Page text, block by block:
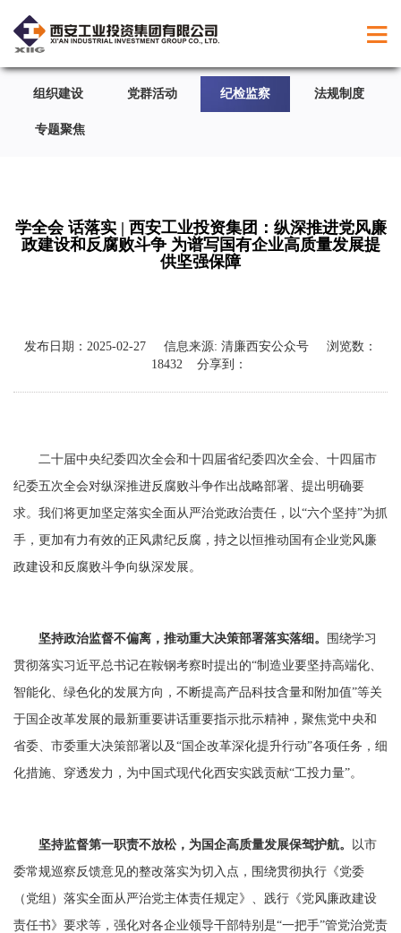
组织建设 党群活动 纪检监察 法规制度
专题聚焦
学全会 话落实 | 西安工业投资集团：纵深推进党风廉
政建设和反腐败斗争 为谱写国有企业高质量发展提
供坚强保障
发布日期： 2025-02-27 信息来源: 清廉西安公众号 浏览数：
18432分享到：
二十届中央纪委四次全会和十四届省纪委四次全会、十四届市
纪委五次全会对纵深推进反腐败斗争作出战略部署、提出明确要
求。我们将更加坚定落实全面从严治党政治责任，以“六个坚持”为抓
手，更加有力有效的正风肃纪反腐，持之以恒推动国有企业党风廉
政建设和反腐败斗争向纵深发展。
坚持政治监督不偏离，推动重大决策部署落实落细。
围绕学习
贯彻落实习近平总书记在鞍钢考察时提出的“制造业要坚持高端化、
智能化、绿色化的发展方向，不断提高产品科技含量和附加值”等关
于国企改革发展的最新重要讲话重要指示批示精神，聚焦党中央和
省委、市委重大决策部署以及“国企改革深化提升行动”各项任务，细
化措施、穿透发力，为中国式现代化西安实践贡献“工投力量”。
坚持监督第一职责不放松，为国企高质量发展保驾护航。
以市
委常规巡察反馈意见的整改落实为切入点，围绕贯彻执行《党委
（党组）落实全面从严治党主体责任规定》、践行《党风廉政建设
责任书》要求等，强化对各企业领导干部特别是“一把手”管党治党责